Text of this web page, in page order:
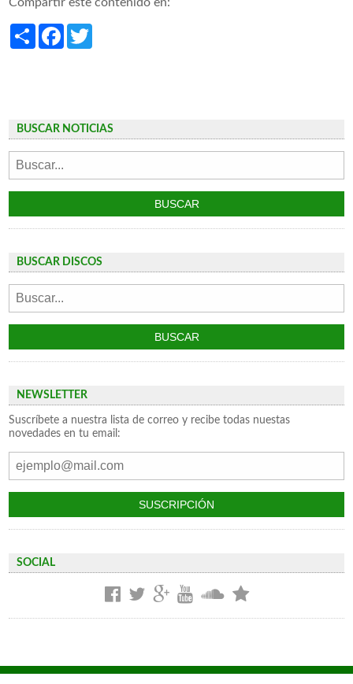
Compartir este contenido en:
ShareFacebook
BUSCAR NOTICIAS
BUSCAR DISCOS
NEWSLETTER
Suscríbete a nuestra lista de correo y recibe todas nuestas
novedades en tu email:
SOCIAL